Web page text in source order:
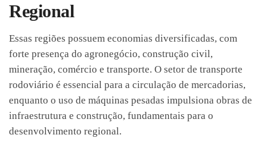
Regional
Essas regiões possuem economias diversificadas, com
forte presença do agronegócio, construção civil,
mineração, comércio e transporte. O setor de transporte
rodoviário é essencial para a circulação de mercadorias,
enquanto o uso de máquinas pesadas impulsiona obras de
infraestrutura e construção, fundamentais para o
desenvolvimento regional.